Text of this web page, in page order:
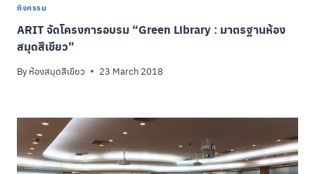
กิจกรรม
ARIT จัดโครงการอบรม “Green Library : มาตรฐานห้อง
สมุดสีเขียว”
By ห้องสมุดสีเขียว 23 March 2018